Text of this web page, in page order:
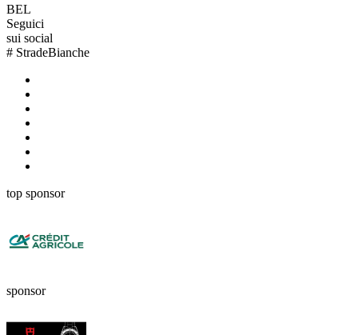
BEL
Seguici
sui social
# StradeBianche
top sponsor
sponsor